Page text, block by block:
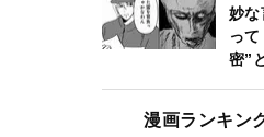
妙
っ
密”
漫画ランキン